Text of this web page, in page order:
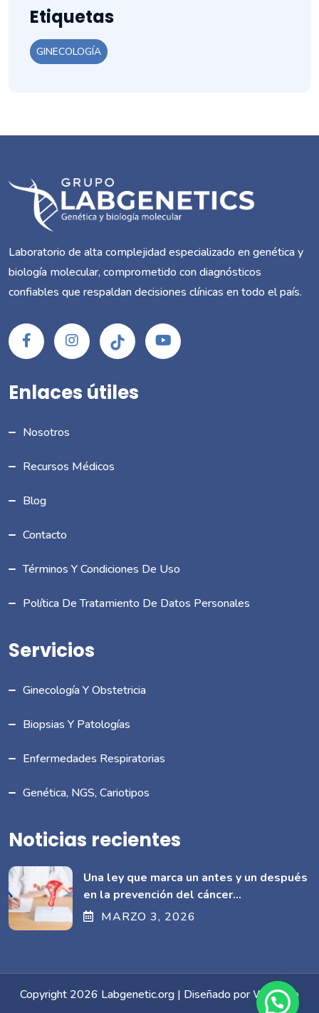
Etiquetas
GINECOLOGÍA
Laboratorio de alta complejidad especializado en genética y
biología molecular, comprometido con diagnósticos
confiables que respaldan decisiones clínicas en todo el país.
Enlaces útiles
Nosotros
Recursos Médicos
Blog
Contacto
Términos Y Condiciones De Uso
Política De Tratamiento De Datos Personales
Servicios
Ginecología Y Obstetricia
Biopsias Y Patologías
Enfermedades Respiratorias
Genética, NGS, Cariotipos
Noticias recientes
Una ley que marca un antes y un después
en la prevención del cáncer
cervicouterino en Ecuador
MARZO 3, 2026
Copyright 2026 Labgenetic.org | Diseñado por Webcorp